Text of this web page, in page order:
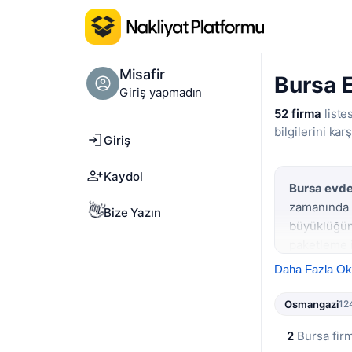
Misafir
Giriş yapmadın
Giriş
Kaydol
👋Bize Yazın
Bursa
52 firma
bilgilerini
Bursa
ilçelerde
dönem
Daha Fazla
Osmangazi
2Bursa